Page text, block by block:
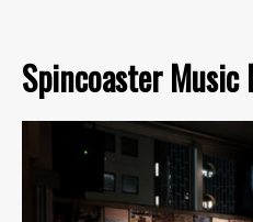
Spincoaster Music